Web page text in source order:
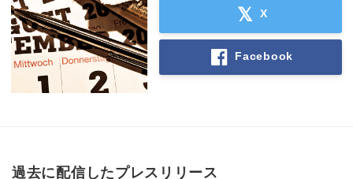
X
Facebook
過去に配信したプレスリリース